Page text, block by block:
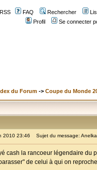
RSS FAQ Rechercher
Profil
Se connecter
du Forum -> Coupe du Monde
2010 23:46 Sujet du message: Anelka
cash la rancoeur légendaire du
de celui à qui on